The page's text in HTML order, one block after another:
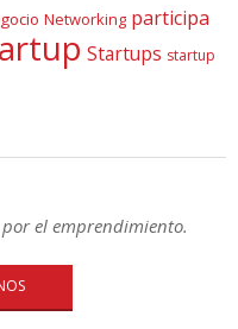
Networking participa
Startups startup
el emprendimiento.